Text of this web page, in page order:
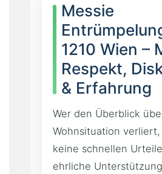
Messie
1210 Wien –
Respekt,
& Erfahrung
Wer den Überblick
Wohnsituation
keine schnellen
ehrliche